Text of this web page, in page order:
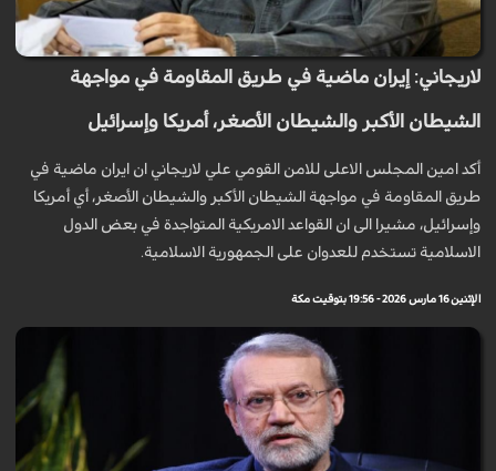
لاريجاني: إيران ماضية في طريق المقاومة في مواجهة
الشيطان الأكبر والشيطان الأصغر، أمريكا وإسرائيل
أكد امين المجلس الاعلى للامن القومي علي لاريجاني ان ايران ماضية في
طريق المقاومة في مواجهة الشيطان الأكبر والشيطان الأصغر، أي أمريكا
وإسرائيل، مشيرا الى ان القواعد الامريكية المتواجدة في بعض الدول
الاسلامية تستخدم للعدوان على الجمهورية الاسلامية.
الإثنين 16 مارس 2026 - 19:56 بتوقيت مكة